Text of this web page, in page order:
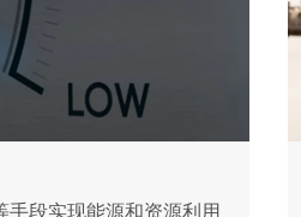
段实现能源和资源利用